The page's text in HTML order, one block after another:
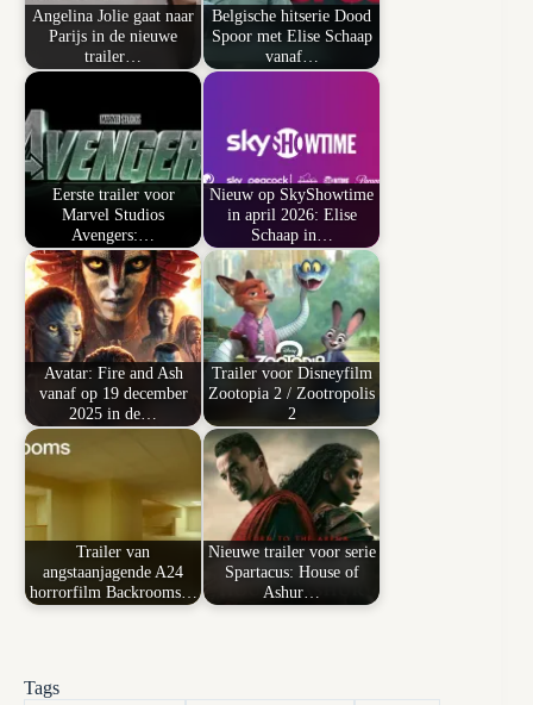
Angelina Jolie gaat naar
Parijs in de nieuwe
trailer…
Belgische hitserie Dood
Spoor met Elise Schaap
vanaf…
Eerste trailer voor
Marvel Studios
Avengers:…
Nieuw op SkyShowtime
in april 2026: Elise
Schaap in…
Avatar: Fire and Ash
vanaf op 19 december
2025 in de…
Trailer voor Disneyfilm
Zootopia 2 / Zootropolis
2
Trailer van
angstaanjagende A24
horrorfilm Backrooms…
Nieuwe trailer voor serie
Spartacus: House of
Ashur…
Tags